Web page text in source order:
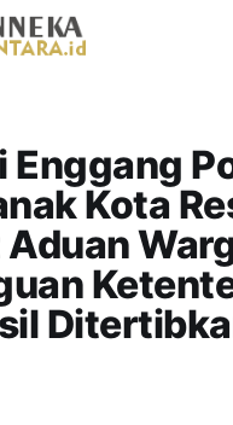
Enggang
Kota